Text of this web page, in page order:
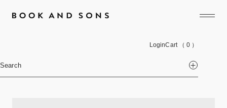
LoginCart （ 0 ）
Search